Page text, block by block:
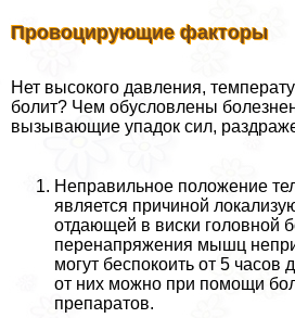
Провоцирующие факторы
Нет высокого давления,
болит? Чем обусловлены
вызывающие упадок сил,
Неправильное положение
является причиной
отдающей в виски головной
перенапряжения мышц
могут беспокоить от 5 часов
от них можно при помощи
препаратов.